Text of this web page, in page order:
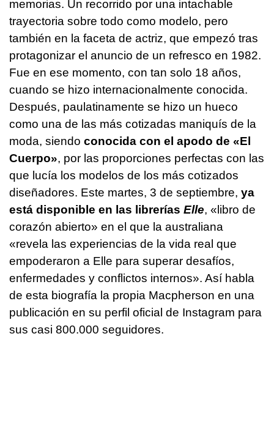
memorias. Un recorrido por una intachable
trayectoria sobre todo como modelo, pero
también en la faceta de actriz, que empezó tras
protagonizar el anuncio de un refresco en 1982.
Fue en ese momento, con tan solo 18 años,
cuando se hizo internacionalmente conocida.
Después, paulatinamente se hizo un hueco
como una de las más cotizadas maniquís de la
moda, siendo conocida con el apodo de «El
Cuerpo», por las proporciones perfectas con las
que lucía los modelos de los más cotizados
diseñadores. Este martes, 3 de septiembre, ya
está disponible en las librerías Elle, «libro de
corazón abierto» en el que la australiana
«revela las experiencias de la vida real que
empoderaron a Elle para superar desafíos,
enfermedades y conflictos internos». Así habla
de esta biografía la propia Macpherson en una
publicación en su perfil oficial de Instagram para
sus casi 800.000 seguidores.